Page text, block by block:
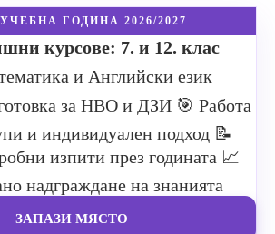
ГОДИНА 2026/2027
курсове: 7. и 12. клас
и Английски език
за НВО и ДЗИ 🎯 Работа
и индивидуален подход 📝
изпити през годината 📈
надграждане на знанията
ЗАПАЗИ МЯСТО